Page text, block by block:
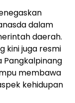
dalam
daerah.
kini juga resmi
Pangkalpinang
membawa
kehidupan